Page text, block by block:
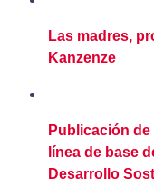
Las madres,
Kanzenze
Publicación
línea de base
Desarrollo